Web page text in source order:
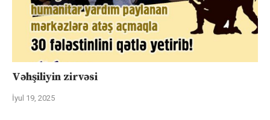
Vəhşiliyin zirvəsi
İyul 19, 2025